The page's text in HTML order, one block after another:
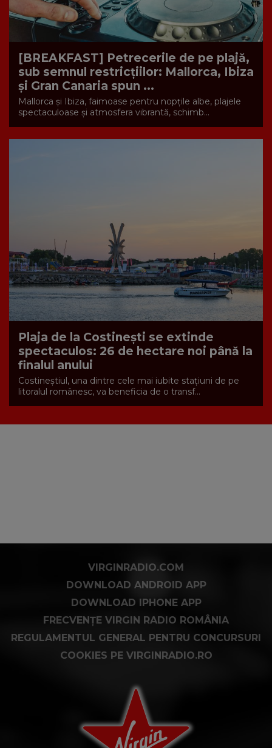
[BREAKFAST] Petrecerile de pe plajă,
sub semnul restricțiilor: Mallorca, Ibiza
și Gran Canaria spun ...
Mallorca și Ibiza, faimoase pentru nopțile albe, plajele
spectaculoase și atmosfera vibrantă, schimb...
Plaja de la Costinești se extinde
spectaculos: 26 de hectare noi până la
finalul anului
Costineștiul, una dintre cele mai iubite stațiuni de pe
litoralul românesc, va beneficia de o transf...
VIRGINRADIO.COM
DOWNLOAD ANDROID APP
DOWNLOAD IPHONE APP
FRECVENȚE VIRGIN RADIO ROMÂNIA
REGULAMENTUL GENERAL PENTRU CONCURSURI
COOKIES PE VIRGINRADIO.RO